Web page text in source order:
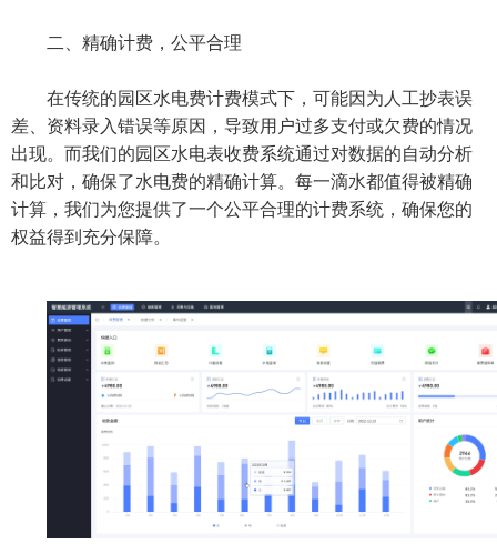
二、精确计费，公平合理
在传统的园区水电费计费模式下，可能因为人工抄表误
差、资料录入错误等原因，导致用户过多支付或欠费的情况
出现。而我们的园区水电表收费系统通过对数据的自动分析
和比对，确保了水电费的精确计算。每一滴水都值得被精确
计算，我们为您提供了一个公平合理的计费系统，确保您的
权益得到充分保障。